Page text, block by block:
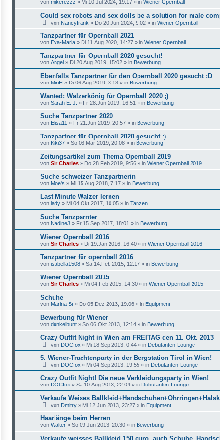
von mikerezzz » Mi 10.Jul 2024, 19:17 » in Wiener Opernball
Could sex robots and sex dolls be a solution for male
von Nancyfrank » Do 20.Jun 2024, 9:02 » in Wiener Opernball
Tanzpartner für Opernball 2021
von Eva-Maria » Di 11.Aug 2020, 14:27 » in Wiener Opernball
Tanzpartner für Opernball 2020 gesucht!
von Angel » Di 20.Aug 2019, 15:02 » in Bewerbung
Ebenfalls Tanzpartner für den Opernball 2020 gesucht :D
von MiriH » Di 06.Aug 2019, 8:13 » in Bewerbung
Wanted: Walzerkönig für Opernball 2020 ;)
von Sarah E. J. » Fr 28.Jun 2019, 16:51 » in Bewerbung
Suche Tanzpartner 2020
von Elisa11 » Fr 21.Jun 2019, 20:57 » in Bewerbung
Tanzpartner für Opernball 2020 gesucht :)
von Kiki37 » So 03.Mär 2019, 20:08 » in Bewerbung
Zeitungsartikel zum Thema Opernball 2019
von Sir Charles » Do 28.Feb 2019, 9:56 » in Wiener Opernball 2019
Suche schweizer Tanzpartnerin
von Moe's » Mi 15.Aug 2018, 7:17 » in Bewerbung
Last Minute Walzer lernen
von lady » Mi 04.Okt 2017, 10:05 » in Tanzen
Suche Tanzparnter
von NadineJ » Fr 15.Sep 2017, 18:01 » in Bewerbung
Wiener Opernball 2016
von Sir Charles » Di 19.Jan 2016, 16:40 » in Wiener Opernball 2016
Tanzpartner für opernball 2016
von isabella1508 » Sa 14.Feb 2015, 12:17 » in Bewerbung
Wiener Opernball 2015
von Sir Charles » Mi 04.Feb 2015, 14:30 » in Wiener Opernball 2015
Schuhe
von Marina St » Do 05.Dez 2013, 19:06 » in Equipment
Bewerbung für Wiener
von dunkelbunt » So 06.Okt 2013, 12:14 » in Bewerbung
Crazy Outfit Night in Wien am FREITAG den 11. Okt. 2013
von DOCfox » Mi 18.Sep 2013, 0:44 » in Debütanten-Lounge
5. Wiener-Trachtenparty in der Bergstation Tirol in Wien!
von DOCfox » Mi 04.Sep 2013, 19:55 » in Debütanten-Lounge
Crazy Outfit Night! Die neue Verkleidungsparty in Wien!
von DOCfox » Sa 10.Aug 2013, 22:04 » in Debütanten-Lounge
Verkaufe Weises
von Dmitry » Mi 12.Jun 2013, 23:27 » in Equipment
Haarlänge beim Herren
von Walter » So 09.Jun 2013, 20:30 » in Bewerbung
Verkaufe weisses Ballkleid 150 euro, auch Schuhe,